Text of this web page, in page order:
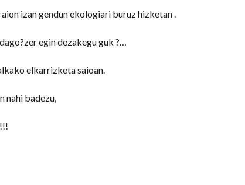
izan gendun ekologiari buruz hizketan .
egin dezakegu guk ?…
elkarrizketa saioan.
nahi badezu,